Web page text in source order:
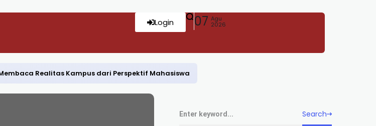
Login 07 Agu
2026
Realitas Kampus dari Perspektif Mahasiswa
Search